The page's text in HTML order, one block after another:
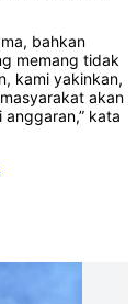
bahkan
memang tidak
kami yakinkan,
akan
kata